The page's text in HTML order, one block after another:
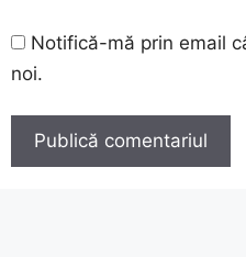
Notifică-mă prin email
noi.